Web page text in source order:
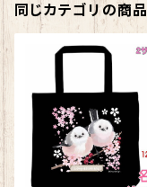
同じカテゴリの商品